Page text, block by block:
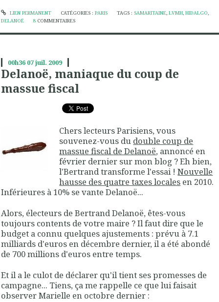
LIEN PERMANENT CATÉGORIES : PARIS TAGS : SAMARITAINE,LVMH,HIDALGO,
DELANOË
8 COMMENTAIRES
00h36 07juil. 2009
Delanoë, maniaque du coup de
massue fiscal
Chers lecteurs Parisiens, vous
souvenez-vous du double coup de
massue fiscal de Delanoë, annoncé en
février dernier sur mon blog ? Eh bien,
l'Bertrand transforme l'essai !Nouvelle
hausse des quatre taxes locales en 2010.
Inférieures à 10% se vante Delanoë...
Alors, électeurs de Bertrand Delanoë, êtes-vous
toujours contents de votre maire ? Il faut dire que le
budget a connu quelques ajustements : prévu à 7.1
milliards d'euros en décembre dernier, il a été abondé
de 700 millions d'euros entre temps.
Et il a le culot de déclarer qu'il tient ses promesses de
campagne... Tiens, ça me rappelle ce que lui faisait
observer Marielle en octobre dernier :